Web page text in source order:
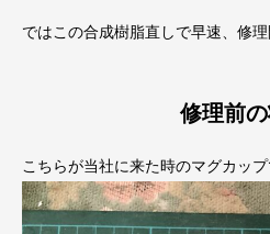
ではこの合成樹脂直しで早速、修理
修理前
こちらが当社に来た時のマグカップ